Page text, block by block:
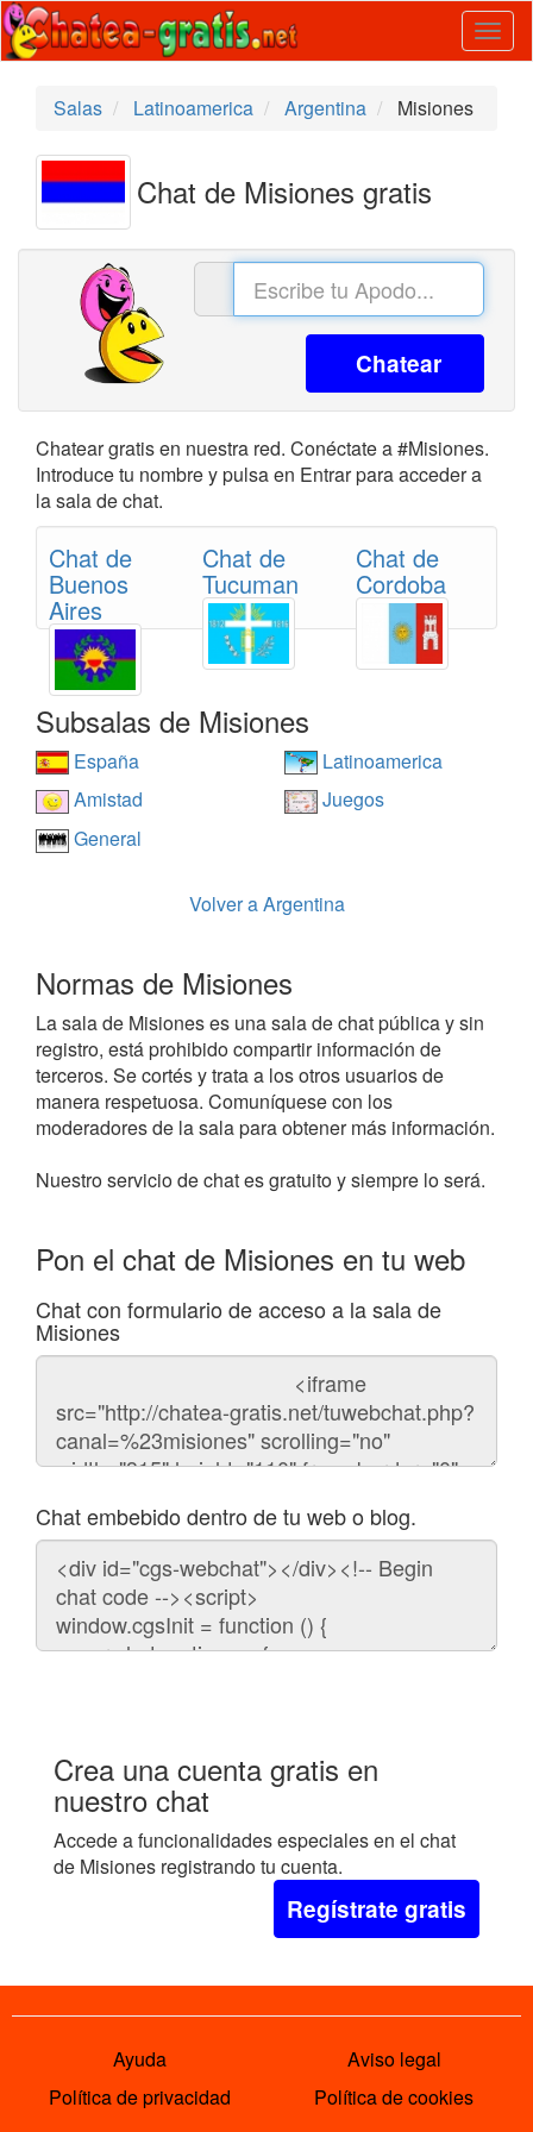
Salas
Latinoamerica Argentina Misiones
Chat de Misiones gratis
Chatear
Chatear gratis en nuestra red. Conéctate a #Misiones.
Introduce tu nombre y pulsa en Entrar para acceder a
la sala de chat.
Chat de
Buenos
Aires
Chat de
Tucuman
Chat de
Cordoba
Subsalas de Misiones
España
Latinoamerica
Amistad
Juegos
General
Volver a Argentina
Normas de Misiones
La sala de Misiones es una sala de chat pública y sin
registro, está prohibido compartir información de
terceros. Se cortés y trata a los otros usuarios de
manera respetuosa. Comuníquese con los
moderadores de la sala para obtener más información.
Nuestro servicio de chat es gratuito y siempre lo será.
Pon el chat de Misiones en tu web
Chat con formulario de acceso a la sala de
Misiones
Código
chat
Chat embebido dentro de tu web o blog.
Código
para
embeber
chat
Crea una cuenta gratis en
nuestro chat
Accede a funcionalidades especiales en el chat
de Misiones registrando tu cuenta.
Regístrate gratis
Ayuda
Aviso legal
Política de privacidad
Política de cookies